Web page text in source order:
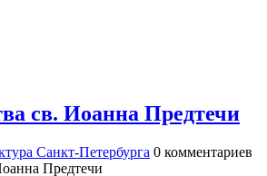
св. Иоанна Предтечи
Санкт-Петербурга 0 комментариев